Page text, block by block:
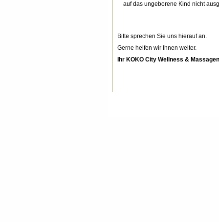
auf das ungeborene Kind nicht
Bitte sprechen Sie uns hierauf an.
Gerne helfen wir Ihnen weiter.
Ihr KOKO City Wellness &